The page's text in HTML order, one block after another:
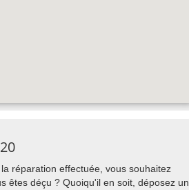
réparation effectuée, vous souhaitez
êtes déçu ? Quoiqu'il en soit, déposez un